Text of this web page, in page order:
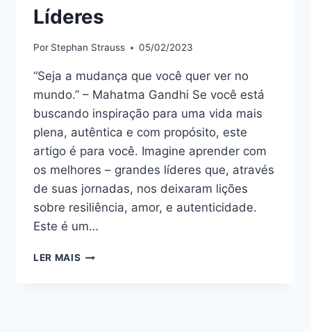
Líderes
Por Stephan Strauss 05/02/2023
“Seja a mudança que você quer ver no
mundo.” – Mahatma Gandhi Se você está
buscando inspiração para uma vida mais
plena, autêntica e com propósito, este
artigo é para você. Imagine aprender com
os melhores – grandes líderes que, através
de suas jornadas, nos deixaram lições
sobre resiliência, amor, e autenticidade.
Este é um…
LER MAIS TRANSFORME-